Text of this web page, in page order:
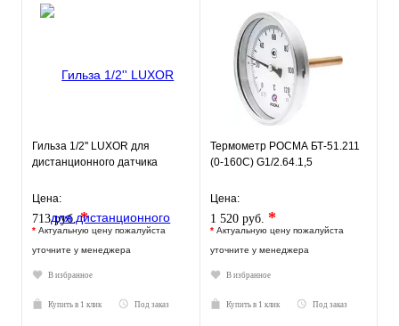
Гильза 1/2'' LUXOR для
дистанционного датчика
Цена:
713 руб.*
* Актуальную цену пожалуйста
уточните у менеджера
В избранное
Купить в 1 клик Под заказ
Термометр РОСМА БТ-51.211
(0-160С) G1/2.64.1,5
Цена:
1 520 руб. *
* Актуальную цену пожалуйста
уточните у менеджера
В избранное
Купить в 1 клик Под заказ